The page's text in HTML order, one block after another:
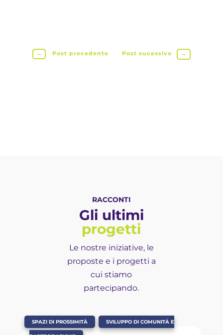
← Post precedente Post sucessivo →
RACCONTI
Gli ultimi
progetti
Le nostre iniziative, le
proposte e i progetti a
cui stiamo
partecipando.
SPAZI DI PROSSIMITÀ SVILUPPO DI COMUNITÀ E